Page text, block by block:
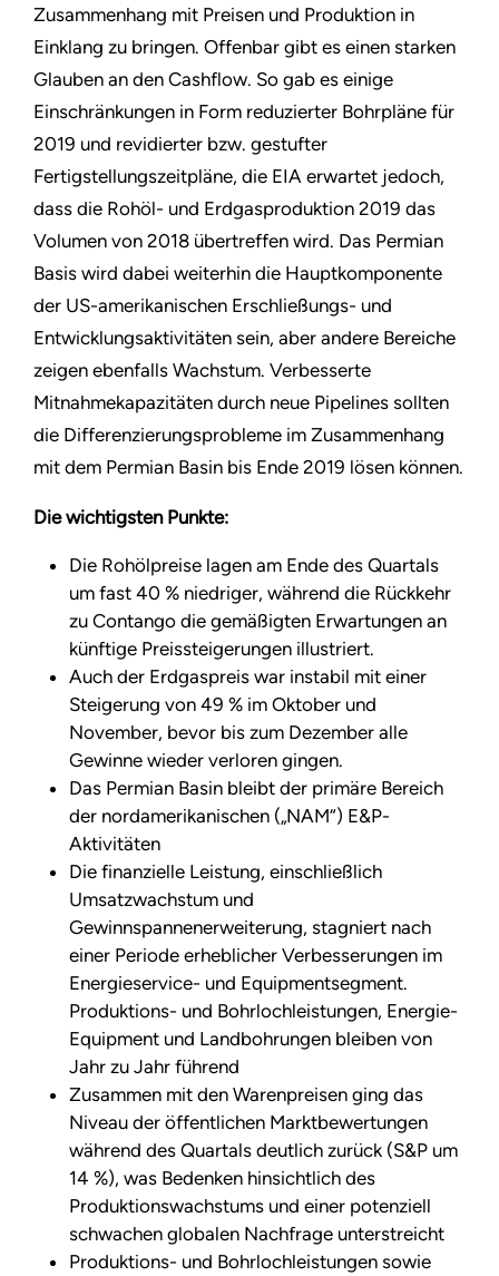
Zusammenhang mit Preisen und Produktion in
Einklang zu bringen. Offenbar gibt es einen starken
Glauben an den Cashflow. So gab es einige
Einschränkungen in Form reduzierter Bohrpläne für
2019 und revidierter bzw. gestufter
Fertigstellungszeitpläne, die EIA erwartet jedoch,
dass die Rohöl- und Erdgasproduktion 2019 das
Volumen von 2018 übertreffen wird. Das Permian
Basis wird dabei weiterhin die Hauptkomponente
der US-amerikanischen Erschließungs- und
Entwicklungsaktivitäten sein, aber andere Bereiche
zeigen ebenfalls Wachstum. Verbesserte
Mitnahmekapazitäten durch neue Pipelines sollten
die Differenzierungsprobleme im Zusammenhang
mit dem Permian Basin bis Ende 2019 lösen können.
Die wichtigsten Punkte:
Die Rohölpreise lagen am Ende des Quartals
um fast 40 % niedriger, während die Rückkehr
zu Contango die gemäßigten Erwartungen an
künftige Preissteigerungen illustriert.
Auch der Erdgaspreis war instabil mit einer
Steigerung von 49 % im Oktober und
November, bevor bis zum Dezember alle
Gewinne wieder verloren gingen.
Das Permian Basin bleibt der primäre Bereich
der nordamerikanischen („NAM“) E&P-
Aktivitäten
Die finanzielle Leistung, einschließlich
Umsatzwachstum und
Gewinnspannenerweiterung, stagniert nach
einer Periode erheblicher Verbesserungen im
Energieservice- und Equipmentsegment.
Produktions- und Bohrlochleistungen, Energie-
Equipment und Landbohrungen bleiben von
Jahr zu Jahr führend
Zusammen mit den Warenpreisen ging das
Niveau der öffentlichen Marktbewertungen
während des Quartals deutlich zurück (S&P um
14 %), was Bedenken hinsichtlich des
Produktionswachstums und einer potenziell
schwachen globalen Nachfrage unterstreicht
Produktions- und Bohrlochleistungen sowie